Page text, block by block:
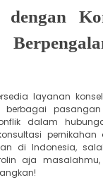
dengan
layanan
berbagai
dalam
pernikahan
di Indonesia,
aja